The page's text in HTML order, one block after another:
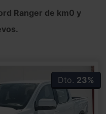
Ranger de km0 y
Dto. 23%